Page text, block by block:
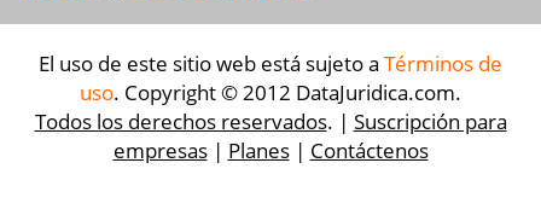
El uso de este sitio web está sujeto a Términos de
uso. Copyright © 2012 DataJuridica.com.
Todos los derechos reservados. | Suscripción para
empresas| Planes| Contáctenos